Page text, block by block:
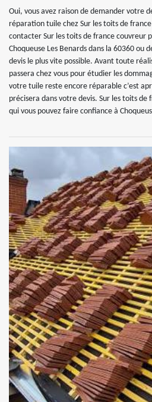
Oui, vous avez raison de demander votre
réparation tuile chez Sur les toits de france
contacter Sur les toits de france couvreur
Choqueuse Les Benards dans la 60360 ou
devis le plus vite possible. Avant toute
passera chez vous pour étudier les
votre tuile reste encore réparable c’est
précisera dans votre devis. Sur les toits de
qui vous pouvez faire confiance à